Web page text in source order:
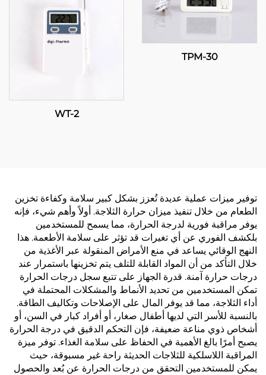
TPM-30
WT-2
توفير ميزات عملية عديدة تُعزز بشكل كبير سلامة وكفاءة تخزين
الطعام من خلال تنفيذ ميزان حرارة الثلاجة. أولاً وأهم شيء، فإنه
يوفر مراقبة فورية لدرجة الحرارة، مما يسمح للمستخدمين
بلكشف الفوري عن أي تغيرات قد تؤثر على سلامة الأطعمة. هذا
النهج الوقائي يساعد في منع الأمراض المنقولة عبر الأغذية من
خلال التأكد من أن المواد القابلة للتلف يتم تخزينها باستمرار عند
درجات حرارة آمنة. قدرة الجهاز على تتبع سجل درجات الحرارة
تمكن المستخدمين من تحديد الأنماط والمشكلات المحتملة في
أداء الثلاجة، مما قد يوفر المال على الإصلاحات وتكاليف الطاقة.
بالنسبة للأسر التي لديها أطفال صغار، أو أفراد كبار في السن، أو
أشخاص ذوي مناعة ضعيفة، فإن التحكم الدقيق في درجة الحرارة
يصبح أمرًا بالغ الأهمية في الحفاظ على سلامة الغذاء. توفر ميزة
المراقبة اللاسلكية للثلاجات الحديثة راحة غير مسبوقة، حيث
يمكن للمستخدمين التحقق من درجات الحرارة عن بُعد والحصول